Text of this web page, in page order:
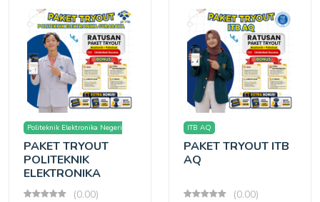
Politeknik Elektronika Negeri
Surabaya
PAKET TRYOUT
POLITEKNIK
ELEKTRONIKA
SURABAYA(0.00)
ITB AQ
PAKET TRYOUT ITB
AQ
(0.00)